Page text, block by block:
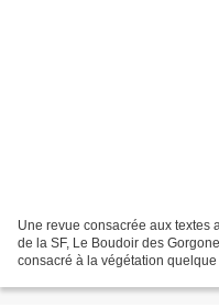
Une revue consacrée aux textes
de la SF, Le Boudoir des
consacré à la végétation